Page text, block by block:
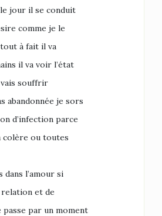
jour il se conduit
comme je le
à fait il va
il va voir l’état
vais souffrir
abandonnée je sors
d’infection parce
colère ou toutes
dans l’amour si
relation et de
passe par un moment